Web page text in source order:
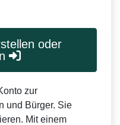
oder
zur
und Bürger. Sie
Mit einem